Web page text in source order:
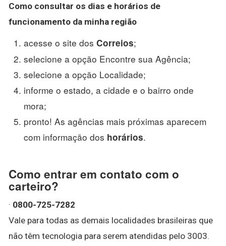
Como consultar os dias e horários de
funcionamento da minha região
acesse o site dos Correios;
selecione a opção Encontre sua Agência;
selecione a opção Localidade;
informe o estado, a cidade e o bairro onde
mora;
pronto! As agências mais próximas aparecem
com informação dos horários.
Como entrar em contato com o
carteiro?
· 0800-725-7282
Vale para todas as demais localidades brasileiras que
não têm tecnologia para serem atendidas pelo 3003.